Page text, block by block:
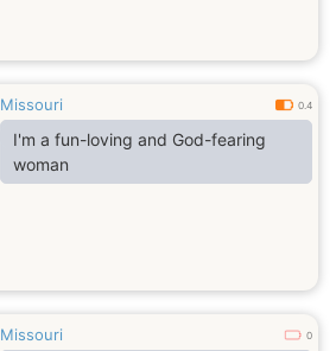
Missouri 0.4
I'm a fun-loving and God-fearing
woman
Missouri 0